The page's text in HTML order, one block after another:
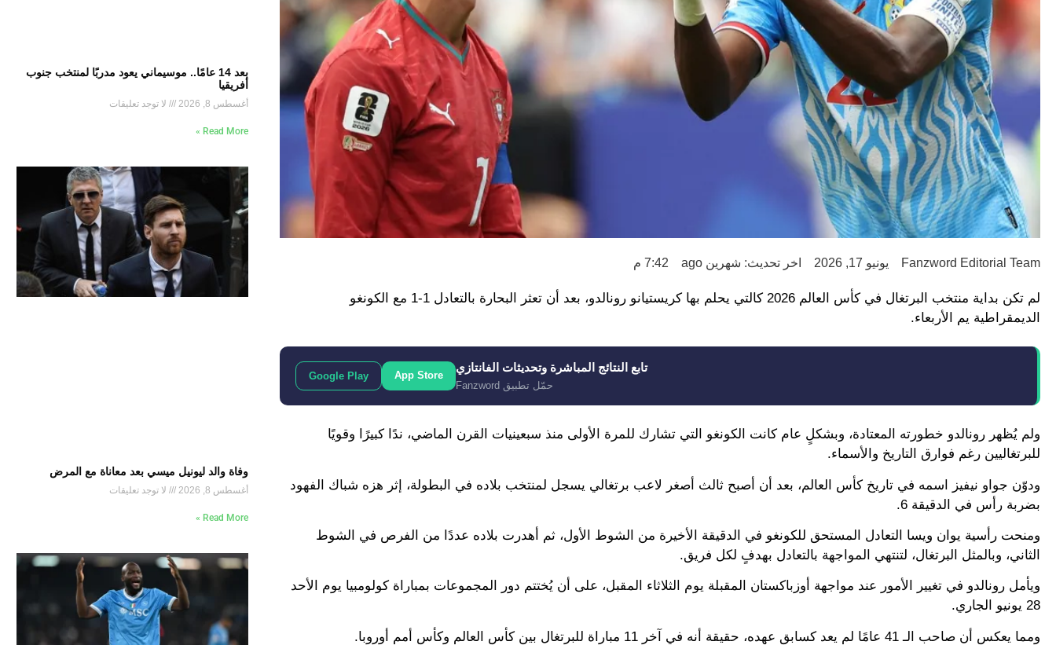
Fanzword Editorial Team يونيو 17, 2026 اخر تحديث: شهرين ago 7:42 م
لم تكن بداية منتخب البرتغال في كأس العالم 2026 كالتي يحلم بها كريستيانو رونالدو، بعد أن تعثر البحارة بالتعادل 1-1 مع الكونغو
الديمقراطية يم الأربعاء.
تابع النتائج المباشرة وتحديثات الفانتازي
حمّل تطبيق Fanzword
App Store
Google Play
ولم يُظهر رونالدو خطورته المعتادة، وبشكلٍ عام كانت الكونغو التي تشارك للمرة الأولى منذ سبعينيات القرن الماضي، ندًا كبيرًا وقويًا
للبرتغاليين رغم فوارق التاريخ والأسماء.
ودوّن جواو نيفيز اسمه في تاريخ كأس العالم، بعد أن أصبح ثالث أصغر لاعب برتغالي يسجل لمنتخب بلاده في البطولة، إثر هزه شباك الفهود
بضربة رأس في الدقيقة 6.
ومنحت رأسية يوان ويسا التعادل المستحق للكونغو في الدقيقة الأخيرة من الشوط الأول، ثم أهدرت بلاده عددًا من الفرص في الشوط
الثاني، وبالمثل البرتغال، لتنتهي المواجهة بالتعادل بهدفٍ لكل فريق.
ويأمل رونالدو في تغيير الأمور عند مواجهة أوزباكستان المقبلة يوم الثلاثاء المقبل، على أن يُختتم دور المجموعات بمباراة كولومبيا يوم الأحد
28 يونيو الجاري.
ومما يعكس أن صاحب الـ 41 عامًا لم يعد كسابق عهده، حقيقة أنه في آخر 11 مباراة للبرتغال بين كأس العالم وكأس أمم أوروبا.
بعد 14 عامًا.. موسيماني يعود مدربًا لمنتخب جنوب
أفريقيا
أغسطس 8, 2026 لا توجد تعليقات
Read More »
وفاة والد ليونيل ميسي بعد معاناة مع المرض
أغسطس 8, 2026 لا توجد تعليقات
Read More »